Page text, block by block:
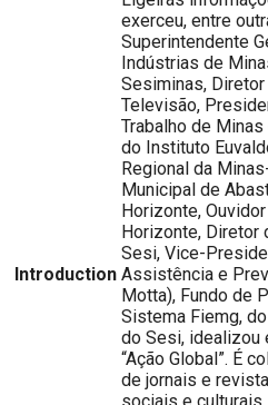
Introduction
exerceu, entre
Superintendente
Indústrias de
Sesiminas,
Televisão,
Trabalho de Minas
do Instituto
Regional da
Municipal de
Horizonte,
Horizonte, Diretor
Sesi, Vice-
Assistência e
Motta), Fundo de
Sistema Fiemg,
do Sesi, idealizou
“Ação Global”. É
de jornais e